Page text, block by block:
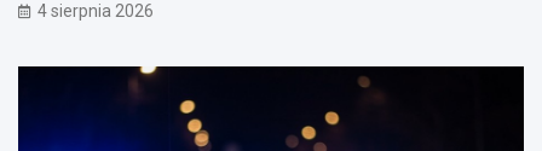
4 sierpnia 2026